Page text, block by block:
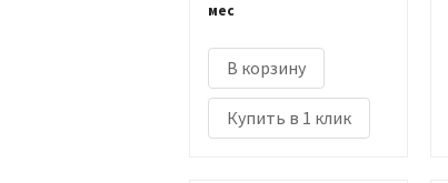
мес
В корзину
Купить в 1 клик